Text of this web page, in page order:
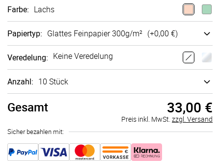
Farbe: Lachs
Papiertyp: Glattes Fein­papier 300g/m² (+0,00 €)
Veredelung: Keine Veredelung
Anzahl: 10 Stück
Gesamt 33,00 €
Preis inkl. MwSt. zzgl. Versand
Sicher bezahlen mit: